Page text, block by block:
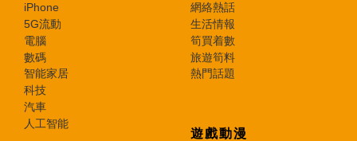
iPhone
5G流動
電腦
數碼
智能家居
科技
汽車
人工智能
網絡熱話
生活情報
筍買着數
旅遊筍料
熱門話題
遊戲動漫